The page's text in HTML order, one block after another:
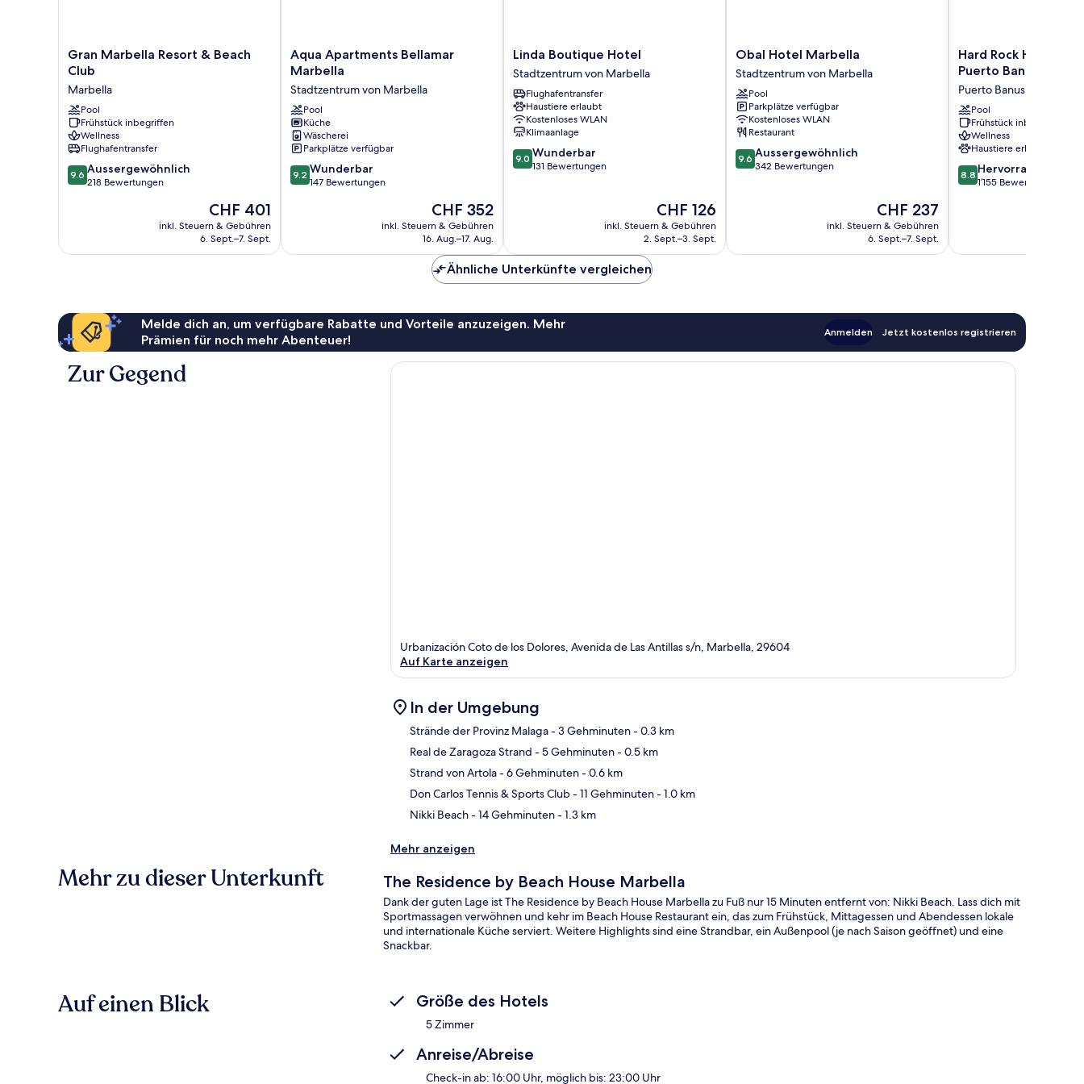
Gran
Marbella
&
Beach
Club
Marbella
Gran Marbella Resort & Beach
Club
Marbella
Pool
Frühstück inbegriffen
Wellness
Flughafentransfer
9.6
von
9.6 Aussergewöhnlich
218 Bewertungen
Der
Preis
beträgt
CHF 401
inkl. Steuern & Gebühren
6. Sept.–7. Sept.
Aqua
Apartments
Marbella
Stadtzentrum
von
Marbella
Aqua Apartments Bellamar
Marbella
Stadtzentrum von Marbella
Pool
Küche
Wäscherei
Parkplätze verfügbar
9.2
von
9.2 Wunderbar
147 Bewertungen
Der
Preis
beträgt
CHF 352
inkl. Steuern & Gebühren
16. Aug.–17. Aug.
Linda
Boutique
Hotel
Stadtzentrum
von
Marbella
Linda Boutique Hotel
Stadtzentrum von Marbella
Flughafentransfer
Haustiere erlaubt
Kostenloses WLAN
Klimaanlage
9.0
von
9.0 Wunderbar
131 Bewertungen
Der
Preis
beträgt
CHF 126
inkl. Steuern & Gebühren
2. Sept.–3. Sept.
Obal
Hotel
Marbella
Stadtzentrum
von
Marbella
Obal Hotel Marbella
Stadtzentrum von Marbella
Pool
Parkplätze verfügbar
Kostenloses WLAN
Restaurant
9.6
von
9.6 Aussergewöhnlich
342 Bewertungen
Der
Preis
beträgt
CHF 237
inkl. Steuern & Gebühren
6. Sept.–7. Sept.
Hard
Rock
Marbella
–
Puerto
Banús
Puerto
Banus
Hard Rock Hotel
Puerto Banús
Puerto Banus
Pool
Frühstück inbegriffen
Wellness
Haustiere erlaubt
8.8
von
8.8 Hervorragend
1’155 Bewertungen
Ähnliche Unterkünfte vergleichen
Melde dich an, um verfügbare Rabatte und Vorteile anzuzeigen. Mehr
Prämien für noch mehr Abenteuer!
Anmelden Jetzt kostenlos registrieren
Zur Gegend
Urbanización Coto de los Dolores, Avenida de Las Antillas s/n, Marbella, 29604
Auf Karte anzeigen
In der Umgebung
Strände der Provinz Malaga- 3 Gehminuten- 0.3 km
Real de Zaragoza Strand - 5 Gehminuten- 0.5 km
Strand von Artola- 6 Gehminuten- 0.6 km
Don Carlos Tennis & Sports Club- 11 Gehminuten- 1.0 km
Nikki Beach- 14 Gehminuten- 1.3 km
Mehr anzeigen
Mehr zu dieser Unterkunft The Residence by Beach House Marbella
Dank der guten Lage ist The Residence by Beach House Marbella zu Fuß nur 15 Minuten entfernt von: Nikki Beach. Lass dich mit
Sportmassagen verwöhnen und kehr im Beach House Restaurant ein, das zum Frühstück, Mittagessen und Abendessen lokale
und internationale Küche serviert. Weitere Highlights sind eine Strandbar, ein Außenpool (je nach Saison geöffnet) und eine
Snackbar.
Auf einen Blick Größe des Hotels
5 Zimmer
Anreise/Abreise
Check-in ab: 16:00 Uhr, möglich bis: 23:00 Uhr